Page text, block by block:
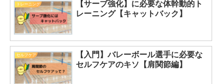
トレーニング
【サーブ強化】に必要な体幹動的ト
レーニング【キャットバック】
セルフケア
【入門】バレーボール選手に必要な
セルフケアのキソ【肩関節編】